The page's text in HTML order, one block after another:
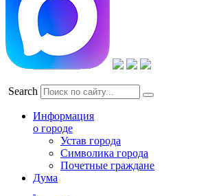
Search
Информация
о городе
Устав города
Символика города
Почетные граждане
Дума